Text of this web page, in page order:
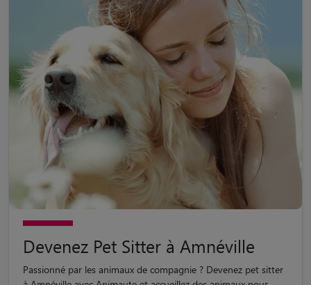
Devenez Pet Sitter à Amnéville
Passionné par les animaux de compagnie ? Devenez pet sitter